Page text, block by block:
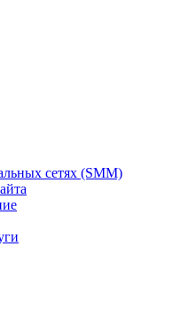
сетях (SMM)